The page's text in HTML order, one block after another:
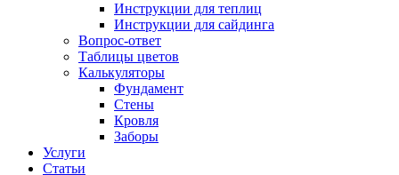
Инструкции для теплиц
Инструкции для сайдинга
Вопрос-ответ
Таблицы цветов
Калькуляторы
Фундамент
Стены
Кровля
Заборы
Услуги
Статьи